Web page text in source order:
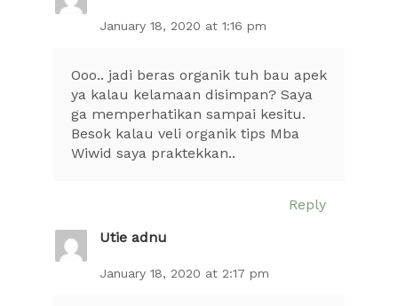
January 18, 2020 at 1:16 pm
Ooo.. jadi beras organik tuh bau apek
ya kalau kelamaan disimpan? Saya
ga memperhatikan sampai kesitu.
Besok kalau veli organik tips Mba
Wiwid saya praktekkan..
Reply
Utie adnu
January 18, 2020 at 2:17 pm